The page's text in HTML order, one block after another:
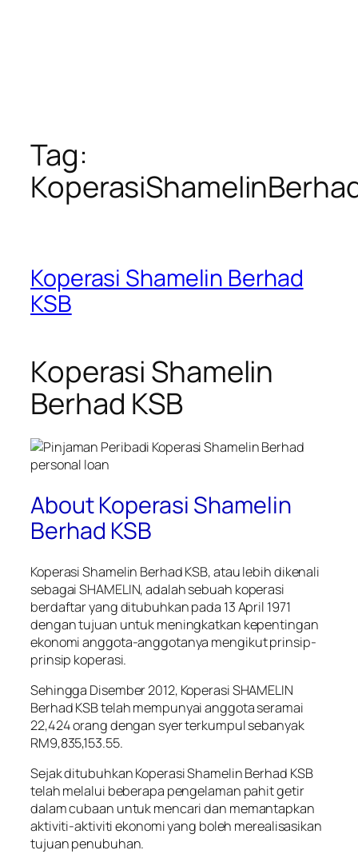
Tag:
Koperasi Shamelin Berhad
KSB
Koperasi Shamelin
Berhad KSB
About Koperasi Shamelin
Berhad KSB
Koperasi Shamelin Berhad KSB, atau lebih dikenali
sebagai SHAMELIN, adalah sebuah koperasi
berdaftar yang ditubuhkan pada 13 April 1971
dengan tujuan untuk meningkatkan kepentingan
ekonomi anggota-anggotanya mengikut prinsip-
prinsip koperasi.
Sehingga Disember 2012, Koperasi SHAMELIN
Berhad KSB telah mempunyai anggota seramai
22,424 orang dengan syer terkumpul sebanyak
RM9,835,153.55.
Sejak ditubuhkan Koperasi Shamelin Berhad KSB
telah melalui beberapa pengelaman pahit getir
dalam cubaan untuk mencari dan memantapkan
aktiviti-aktiviti ekonomi yang boleh merealisasikan
tujuan penubuhan.